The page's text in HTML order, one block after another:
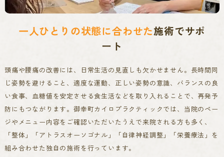
一人ひとりの状態に合わせた施術でサポ
ート
頭痛や腰痛の改善には、日常生活の見直しも欠かせません。長時間同
じ姿勢を避けること、適度な運動、正しい姿勢の意識、バランスの良
い食事、血糖値を安定させる食生活などを取り入れることで、再発予
防にもつながります。 御幸町カイロプラクティックでは、当院のペー
ジやメニュー内容をご確認いただいたうえで来院される方も多く、
「整体」「アトラスオーソゴナル」「自律神経調整」「栄養療法」を
組み合わせた独自の施術を行っています。